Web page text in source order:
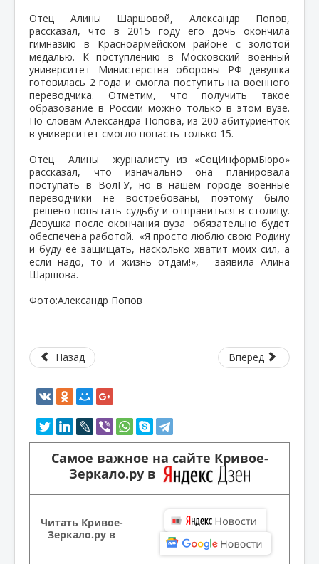
Отец Алины Шаршовой, Александр Попов,
рассказал, что в 2015 году его дочь окончила
гимназию в Красноармейском районе с золотой
медалью. К поступлению в Московский военный
университет Министерства обороны РФ девушка
готовилась 2 года и смогла поступить на военного
переводчика. Отметим, что получить такое
образование в России можно только в этом вузе.
По словам Александра Попова, из 200 абитуриенток
в университет смогло попасть только 15.
Отец Алины журналисту из «СоцИнформБюро»
рассказал, что изначально она планировала
поступать в ВолГУ, но в нашем городе военные
переводчики не востребованы, поэтому было
решено попытать судьбу и отправиться в столицу.
Девушка после окончания вуза обязательно будет
обеспечена работой. «Я просто люблю свою Родину
и буду её защищать, насколько хватит моих сил, а
если надо, то и жизнь отдам!», - заявила Алина
Шаршова.
Фото:Александр Попов
Назад Вперед
Самое важное на сайте Кривое-
Зеркало.ру в
Читать Кривое-
Зеркало.ру в